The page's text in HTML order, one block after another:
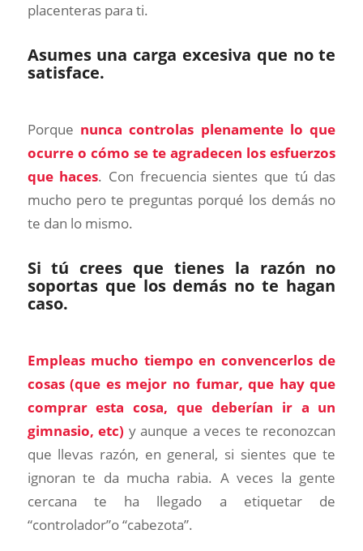
placenteras para ti.
Asumes una carga excesiva que no te
satisface.
Porque nunca controlas plenamente lo que
ocurre o cómo se te agradecen los esfuerzos
que haces. Con frecuencia sientes que tú das
mucho pero te preguntas porqué los demás no
te dan lo mismo.
Si tú crees que tienes la razón no
soportas que los demás no te hagan
caso.
Empleas mucho tiempo en convencerlos de
cosas (que es mejor no fumar, que hay que
comprar esta cosa, que deberían ir a un
gimnasio, etc) y aunque a veces te reconozcan
que llevas razón, en general, si sientes que te
ignoran te da mucha rabia. A veces la gente
cercana te ha llegado a etiquetar de
“controlador”o “cabezota”.